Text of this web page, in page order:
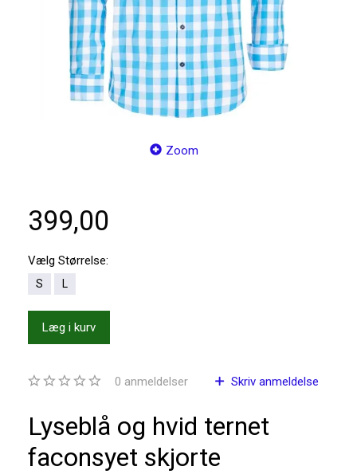
Zoom
399,00
Vælg Størrelse:
S L
Læg i kurv
0 anmeldelser Skriv anmeldelse
Lyseblå og hvid ternet
faconsyet skjorte